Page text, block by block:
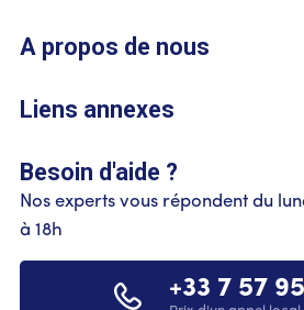
A propos de nous
Liens annexes
Besoin d'aide ?
Nos experts vous répondent du
à 18h
+33 7 57